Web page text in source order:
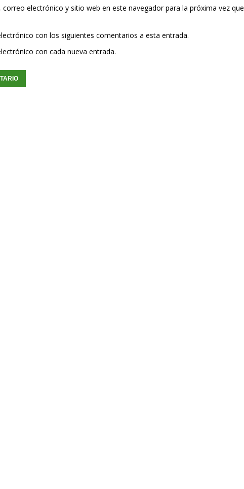
correo electrónico y sitio web en este navegador para la próxima vez que
con los siguientes comentarios a esta entrada.
con cada nueva entrada.